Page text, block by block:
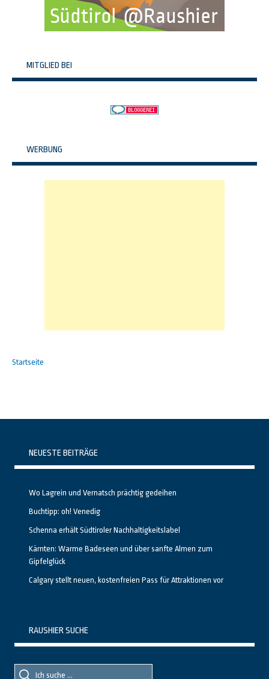
MITGLIED BEI
WERBUNG
Startseite
NEUESTE BEITRÄGE
Wo Lagrein und Vernatsch prächtig gedeihen
Buchtipp: oh! Venedig
Schenna erhält Südtiroler Nachhaltigkeitslabel
Kärnten: Warme Badeseen und über sanfte Almen zum
Gipfelglück
Calgary stellt neuen, kostenfreien Pass für Attraktionen vor
RAUSHIER SUCHE
Suche
Suche